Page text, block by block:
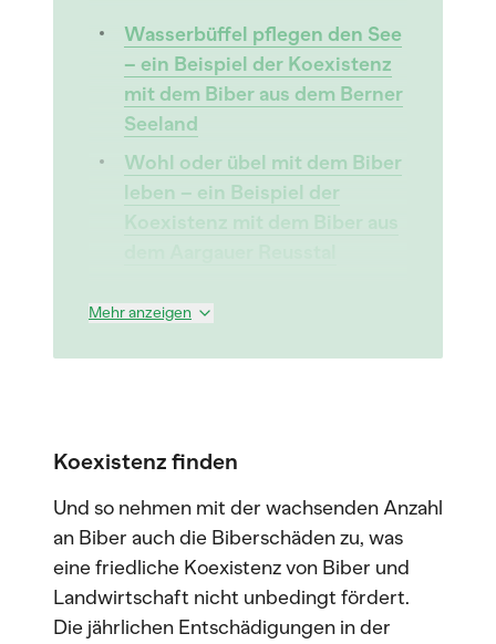
Wasserbüffel pflegen den See
– ein Beispiel der Koexistenz
mit dem Biber aus dem Berner
Seeland
Wohl oder übel mit dem Biber
leben – ein Beispiel der
Koexistenz mit dem Biber aus
Mehr anzeigen
Koexistenz finden
Und so nehmen mit der wachsenden Anzahl
an Biber auch die Biberschäden zu, was
eine friedliche Koexistenz von Biber und
Landwirtschaft nicht unbedingt fördert.
Die jährlichen Entschädigungen in der